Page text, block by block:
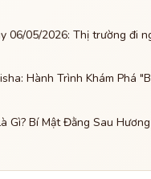
06/05/2026: Thị trường đi
Hành Trình Khám Phá
Gì? Bí Mật Đằng Sau